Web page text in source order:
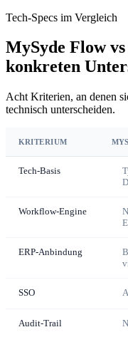
Tech-Specs im Vergleich
MySyde Flow
konkreten
Acht Kriterien, an denen
technisch unterscheiden.
KRITERIUM
Tech-Basis
Workflow-Engine
ERP-Anbindung
SSO
Audit-Trail